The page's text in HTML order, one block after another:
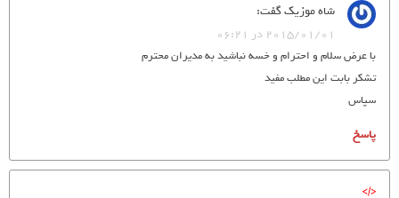
شاه موزیکگفت:
2015/01/01 در 06:21
با عرض سلام و احترام و خسه نباشید به مدیران محترم
تشکر بابت این مطلب مفید
سپاس
پاسخ